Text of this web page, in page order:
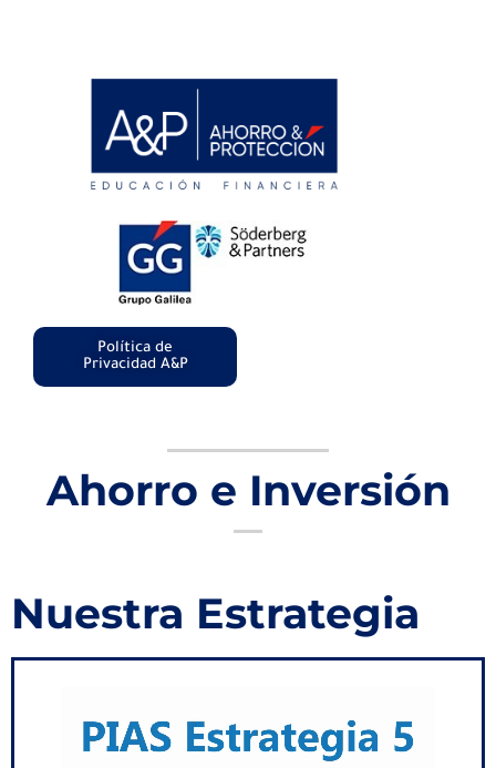
Política de
Privacidad A&P
Ahorro e Inversión
Nuestra Estrategia